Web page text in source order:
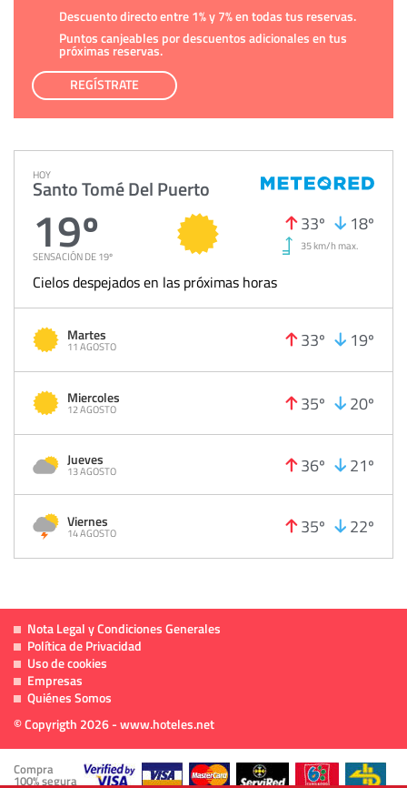
Descuento directo entre 1% y 7% en todas tus reservas.
Puntos canjeables por descuentos adicionales en tus
próximas reservas.
REGÍSTRATE
HOY
Santo Tomé Del Puerto
19º
SENSACIÓN DE 19º
33º 18º
35 km/h max.
Cielos despejados en las próximas horas
Martes
11 AGOSTO 33º 19º
Miercoles
12 AGOSTO 35º 20º
Jueves
13 AGOSTO 36º 21º
Viernes
14 AGOSTO 35º 22º
Nota Legal y Condiciones Generales
Política de Privacidad
Uso de cookies
Empresas
Quiénes Somos
© Copyrigth 2026 - www.hoteles.net
Compra
100% segura